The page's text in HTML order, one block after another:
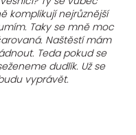
komplikují nejrůznější
Taky se mně moc
Naštěstí mám
Teda pokud se
dudlík. Už se
vyprávět.